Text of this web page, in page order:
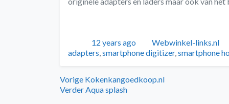
Geplaatst
12 years ago Auteur
Webwinkel-links.nl
adapters smartphone digitizer, smartphone
Bericht
Vorige Vorig
bericht:
Kokenkangoedkoop.nl
Verder Volgend
Aqua splash